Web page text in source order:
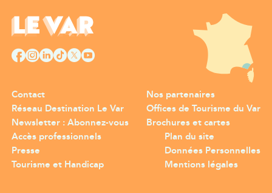
Contact
Réseau Destination Le Var
Newsletter : Abonnez-vous
Nos partenaires
Offices de Tourisme du Var
Brochures et cartes
Accès professionnels
Presse
Tourisme et Handicap
Plan du site
Données Personnelles
Mentions légales